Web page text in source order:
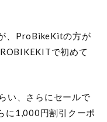
、ProBikeKitの方が
で初めて
い、さらにセールで
に1,000円割引クーポ